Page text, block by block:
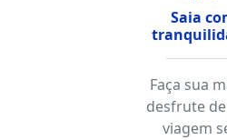
Saia
Faça sua
desfrute
viagem